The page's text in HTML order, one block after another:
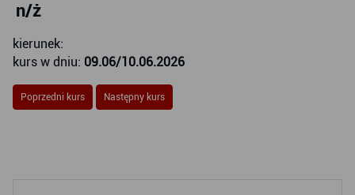
n/ż
kierunek:
kurs w dniu: 09.06/10.06.2026
Poprzedni kurs Następny kurs